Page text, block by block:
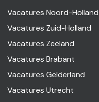
Vacatures Noord-Holland
Vacatures Zuid-Holland
Vacatures Zeeland
Vacatures Brabant
Vacatures Gelderland
Vacatures Utrecht